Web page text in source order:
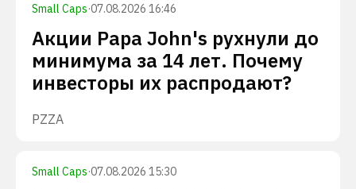
Small Caps·07.08.2026 16:46
Акции Papa John's рухнули до
минимума за 14 лет. Почему
инвесторы их распродают?
PZZA
Small Caps·07.08.2026 15:30